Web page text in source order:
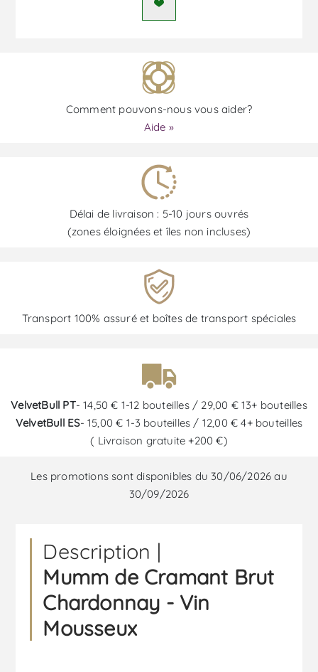
Comment pouvons-nous vous aider?
Aide »
Délai de livraison : 5-10 jours ouvrés
(zones éloignées et îles non incluses)
Transport 100% assuré et boîtes de transport spéciales
VelvetBull PT- 14,50 € 1-12 bouteilles / 29,00 € 13+ bouteilles
VelvetBull ES- 15,00 € 1-3 bouteilles / 12,00 € 4+ bouteilles
( Livraison gratuite +200 €)
Les promotions sont disponibles du 30/06/2026 au
30/09/2026
Description |
Mumm de Cramant Brut
Chardonnay - Vin
Mousseux